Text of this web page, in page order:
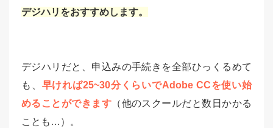
デジハリをおすすめします。
デジハリだと、申込みの手続きを全部ひっくるめて
も、 早ければ25~30分くらいでAdobe CCを使い始
めることができます （他のスクールだと数日かかる
ことも…）。